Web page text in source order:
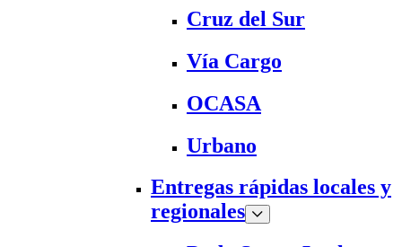
Cruz del Sur
Vía Cargo
OCASA
Urbano
Entregas rápidas locales y
regionales